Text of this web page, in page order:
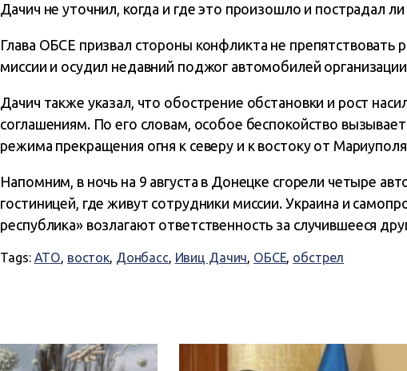
Дачич не уточнил, когда и где это произошло и пострадал
Глава ОБСЕ призвал стороны конфликта не
миссии и осудил недавний поджог автомобилей
Дачич также указал, что обострение обстановки и рост
соглашениям. По его словам, особое беспокойство
режима прекращения огня к северу и к востоку от
Напомним, в ночь на 9 августа в Донецке сгорели четыре
гостиницей, где живут сотрудники миссии. Украина и
республика» возлагают ответственность за случившееся
Tags: АТО, восток, Донбасс, Ивиц Дачич, ОБСЕ, обстрел